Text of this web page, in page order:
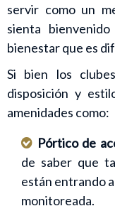
servir como un
sienta
bienestar que es
Si bien los
disposición y
amenidades como:
Pórtico de
de saber que
están entrando
monitoreada.